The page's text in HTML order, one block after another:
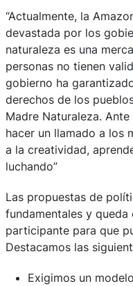
“Actualmente, la
devastada por los
naturaleza es una
personas no tienen
gobierno ha
derechos de los
Madre Naturaleza.
hacer un llamado a los
a la creatividad,
luchando”
Las propuestas de
fundamentales y
participante para que
Destacamos las
Exigimos un